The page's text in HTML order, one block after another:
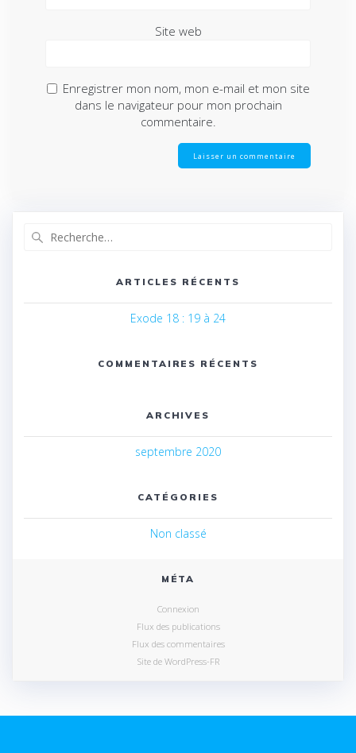
Site web
Enregistrer mon nom, mon e-mail et mon site
dans le navigateur pour mon prochain
commentaire.
ARTICLES RÉCENTS
Exode 18 : 19 à 24
COMMENTAIRES RÉCENTS
ARCHIVES
septembre 2020
CATÉGORIES
Non classé
MÉTA
Connexion
Flux des publications
Flux des commentaires
Site de WordPress-FR